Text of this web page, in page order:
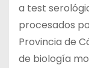
a test
procesados
Provincia de
de biología